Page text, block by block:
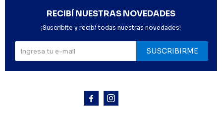
 
RECIBÍ NUESTRAS NOVEDADES
¡Suscribite y recibí todas nuestras novedades!
SUSCRIBIRME